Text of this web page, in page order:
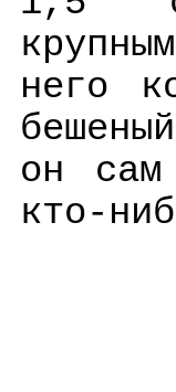
него
он
кто-